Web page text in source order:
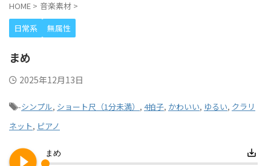
HOME > 音楽素材 >
日常系
無属性
まめ
2025年12月13日
-シンプル, ショート尺（1分未満） , 4拍子, かわいい, ゆるい, クラリ
ネット, ピアノ
まめ save_alt